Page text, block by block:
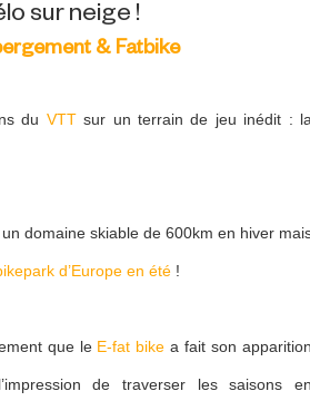
sur neige !
& Fatbike
du VTTsur un terrain de jeu inédit :
domaine skiable de 600km en hiver
d’Europe en été !
que le E-fat bike a fait son
de traverser les saisons